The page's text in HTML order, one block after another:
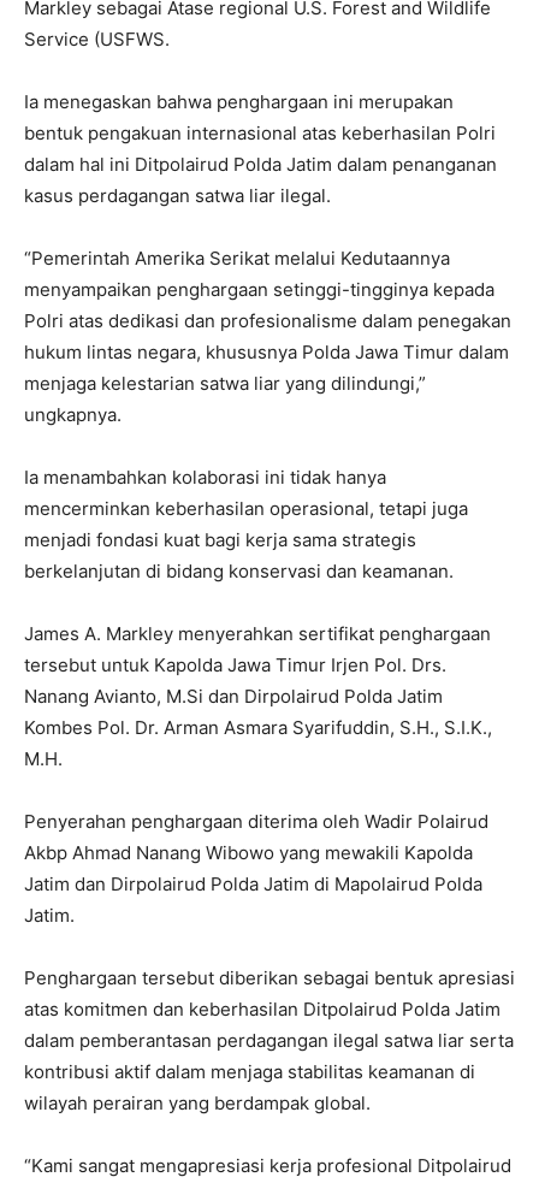
Markley sebagai Atase regional U.S. Forest and Wildlife
Service (USFWS.
Ia menegaskan bahwa penghargaan ini merupakan
bentuk pengakuan internasional atas keberhasilan Polri
dalam hal ini Ditpolairud Polda Jatim dalam penanganan
kasus perdagangan satwa liar ilegal.
“Pemerintah Amerika Serikat melalui Kedutaannya
menyampaikan penghargaan setinggi-tingginya kepada
Polri atas dedikasi dan profesionalisme dalam penegakan
hukum lintas negara, khususnya Polda Jawa Timur dalam
menjaga kelestarian satwa liar yang dilindungi,”
ungkapnya.
Ia menambahkan kolaborasi ini tidak hanya
mencerminkan keberhasilan operasional, tetapi juga
menjadi fondasi kuat bagi kerja sama strategis
berkelanjutan di bidang konservasi dan keamanan.
James A. Markley menyerahkan sertifikat penghargaan
tersebut untuk Kapolda Jawa Timur Irjen Pol. Drs.
Nanang Avianto, M.Si dan Dirpolairud Polda Jatim
Kombes Pol. Dr. Arman Asmara Syarifuddin, S.H., S.I.K.,
M.H.
Penyerahan penghargaan diterima oleh Wadir Polairud
Akbp Ahmad Nanang Wibowo yang mewakili Kapolda
Jatim dan Dirpolairud Polda Jatim di Mapolairud Polda
Jatim.
Penghargaan tersebut diberikan sebagai bentuk apresiasi
atas komitmen dan keberhasilan Ditpolairud Polda Jatim
dalam pemberantasan perdagangan ilegal satwa liar serta
kontribusi aktif dalam menjaga stabilitas keamanan di
wilayah perairan yang berdampak global.
“Kami sangat mengapresiasi kerja profesional Ditpolairud